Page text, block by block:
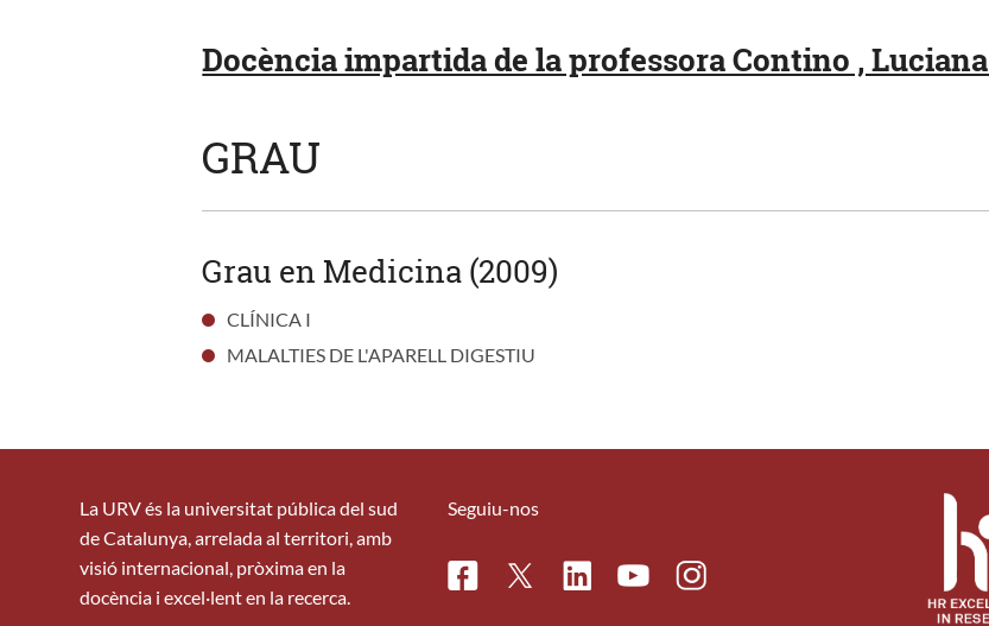
Docència impartida de la professora Contino ,
GRAU
Grau en Medicina (2009)
CLÍNICA I
MALALTIES DE L'APARELL DIGESTIU
La URV és la universitat pública del sud
de Catalunya, arrelada al territori, amb
visió internacional, pròxima en la
docència i excel·lent en la recerca.
Seguiu-nos
FacebookTwitterLinkedinYoutubeInstagram